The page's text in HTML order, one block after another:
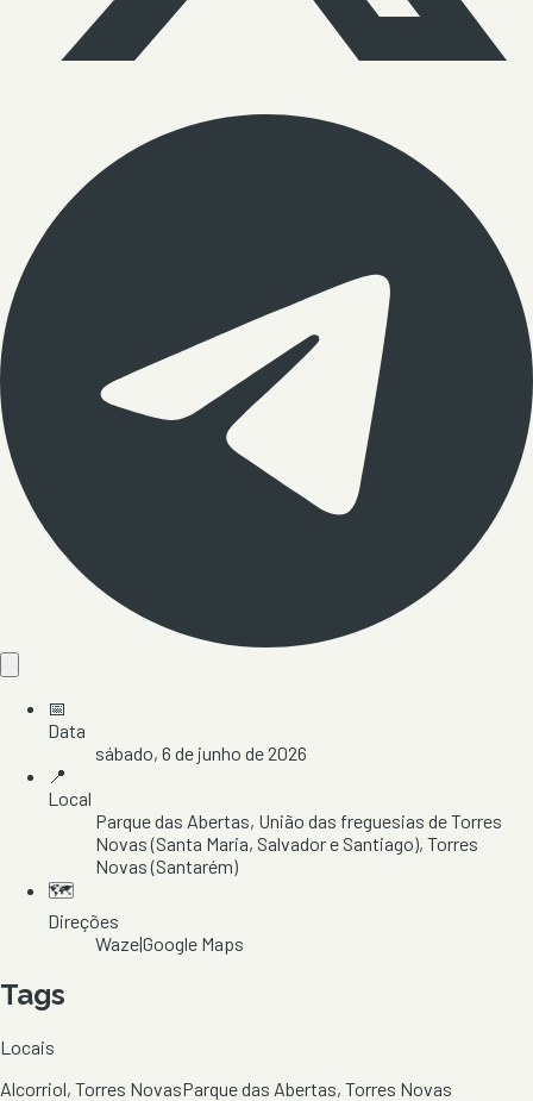
📅
Data
sábado, 6 de junho de 2026
📍
Local
Parque das Abertas, União das freguesias de Torres
Novas (Santa Maria, Salvador e Santiago), Torres
Novas(Santarém)
🗺️
Direções
Waze|Google Maps
Tags
Locais
Alcorriol, Torres NovasParque das Abertas, Torres Novas